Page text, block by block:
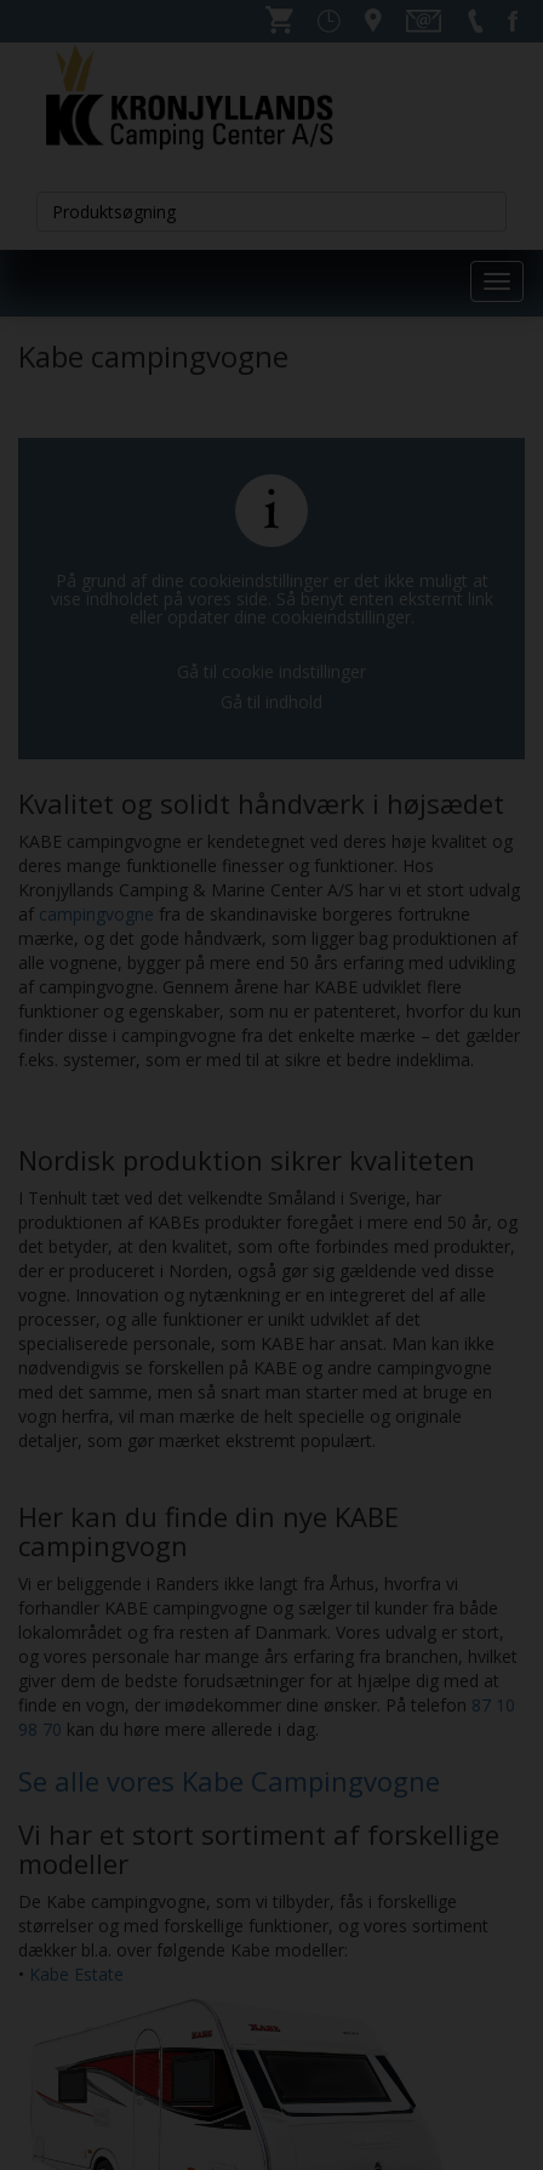
Kabe campingvogne
På grund af dine cookieindstillinger er det ikke muligt at
vise indholdet på vores side. Så benyt enten eksternt link
eller opdater dine cookieindstillinger.
Gå til cookie indstillinger
Gå til indhold
Kvalitet og solidt håndværk i højsædet
KABE campingvogne er kendetegnet ved deres høje kvalitet og
deres mange funktionelle finesser og funktioner. Hos
Kronjyllands Camping & Marine Center A/S har vi et stort udvalg
af campingvogne fra de skandinaviske borgeres fortrukne
mærke, og det gode håndværk, som ligger bag produktionen af
alle vognene, bygger på mere end 50 års erfaring med udvikling
af campingvogne. Gennem årene har KABE udviklet flere
funktioner og egenskaber, som nu er patenteret, hvorfor du kun
finder disse i campingvogne fra det enkelte mærke – det gælder
f.eks. systemer, som er med til at sikre et bedre indeklima.
Nordisk produktion sikrer kvaliteten
I Tenhult tæt ved det velkendte Småland i Sverige, har
produktionen af KABEs produkter foregået i mere end 50 år, og
det betyder, at den kvalitet, som ofte forbindes med produkter,
der er produceret i Norden, også gør sig gældende ved disse
vogne. Innovation og nytænkning er en integreret del af alle
processer, og alle funktioner er unikt udviklet af det
specialiserede personale, som KABE har ansat. Man kan ikke
nødvendigvis se forskellen på KABE og andre campingvogne
med det samme, men så snart man starter med at bruge en
vogn herfra, vil man mærke de helt specielle og originale
detaljer, som gør mærket ekstremt populært.
Her kan du finde din nye KABE
campingvogn
Vi er beliggende i Randers ikke langt fra Århus, hvorfra vi
forhandler KABE campingvogne og sælger til kunder fra både
lokalområdet og fra resten af Danmark. Vores udvalg er stort,
og vores personale har mange års erfaring fra branchen, hvilket
giver dem de bedste forudsætninger for at hjælpe dig med at
finde en vogn, der imødekommer dine ønsker. På telefon 87 10
98 70 kan du høre mere allerede i dag.
Se alle vores Kabe Campingvogne
Vi har et stort sortiment af forskellige
modeller
De Kabe campingvogne, som vi tilbyder, fås i forskellige
størrelser og med forskellige funktioner, og vores sortiment
dækker bl.a. over følgende Kabe modeller:
• Kabe Estate